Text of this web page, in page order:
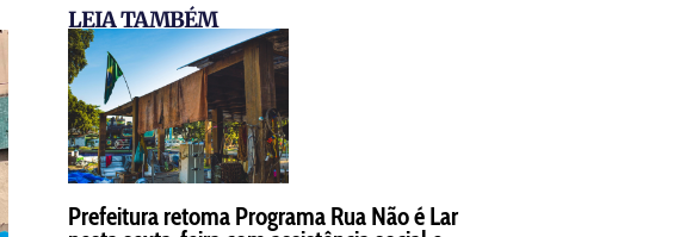
LEIA TAMBÉM
Prefeitura retoma Programa Rua Não é Lar